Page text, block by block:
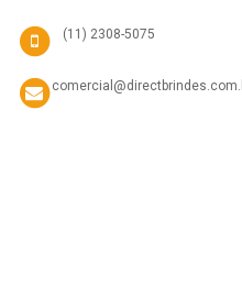
(11) 2308-5075